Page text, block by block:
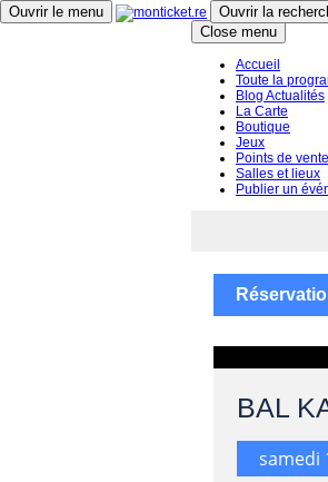
Ouvrir le menu
Ouvrir la
Close menu
Accueil
Toute la
Blog Actualités
La Carte
Boutique
Jeux
Points de vente
Salles et lieux
Publier un
BAL
samedi